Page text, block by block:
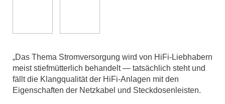
„Das Thema Stromversorgung wird von HiFi-Liebhabern
meist stiefmütterlich behandelt — tatsächlich steht und
fällt die Klangqualität der HiFi-Anlagen mit den
Eigenschaften der Netzkabel und Steckdosenleisten.